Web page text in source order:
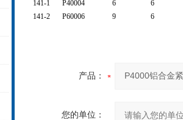
141-1 P40004 6 6
141-2
P60006 9 6
产品：
您的单位：